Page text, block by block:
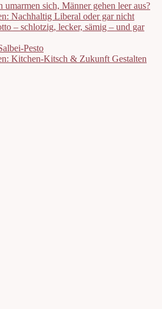
umarmen sich, Männer gehen leer aus?
Nachhaltig Liberal oder gar nicht
– schlotzig, lecker, sämig – und gar
Pesto
Kitchen-Kitsch & Zukunft Gestalten